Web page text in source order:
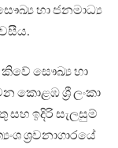
හා ජනමාධ්‍ය
කිවේ සෞඛ්‍ය හා
කොළඹ ශ්‍රී ලංකා
සහ ඉදිරි සැලසුම්
ශ්‍රවනාගාරයේ